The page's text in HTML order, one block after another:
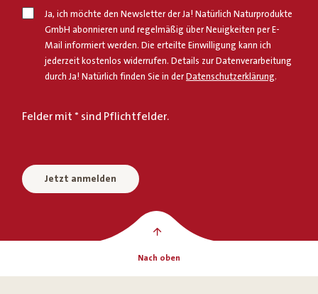
Ja, ich möchte den Newsletter der Ja! Natürlich Naturprodukte
GmbH abonnieren und regelmäßig über Neuigkeiten per E-
Mail informiert werden. Die erteilte Einwilligung kann ich
jederzeit kostenlos widerrufen. Details zur Datenverarbeitung
durch Ja! Natürlich finden Sie in derDatenschutzerklärung.
Felder mit * sind Pflichtfelder.
Jetzt anmelden
Nach oben